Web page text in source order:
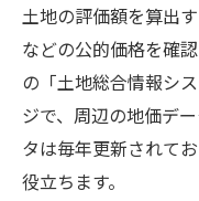
土地の評価額を算出
などの公的価格を確
の「土地総合情報シ
ジで、周辺の地価デ
タは毎年更新されて
役立ちます。